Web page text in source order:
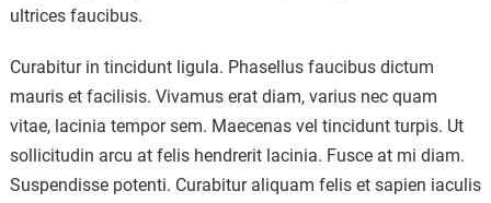
ultrices faucibus.
Curabitur in tincidunt ligula. Phasellus faucibus dictum
mauris et facilisis. Vivamus erat diam, varius nec quam
vitae, lacinia tempor sem. Maecenas vel tincidunt turpis. Ut
sollicitudin arcu at felis hendrerit lacinia. Fusce at mi diam.
Suspendisse potenti. Curabitur aliquam felis et sapien iaculis